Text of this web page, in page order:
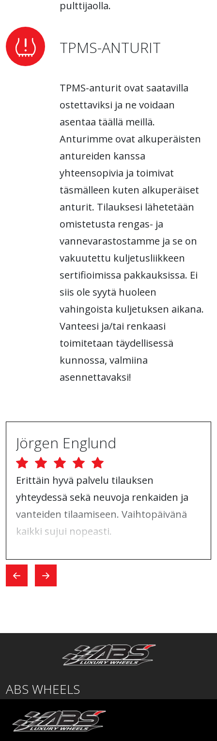
pulttijaolla.
TPMS-ANTURIT
TPMS-anturit ovat saatavilla
ostettaviksi ja ne voidaan
asentaa täällä meillä.
Anturimme ovat alkuperäisten
antureiden kanssa
yhteensopivia ja toimivat
täsmälleen kuten alkuperäiset
anturit. Tilauksesi lähetetään
omistetusta rengas- ja
vannevarastostamme ja se on
vakuutettu kuljetusliikkeen
sertifioimissa pakkauksissa. Ei
siis ole syytä huoleen
vahingoista kuljetuksen aikana.
Vanteesi ja/tai renkaasi
toimitetaan täydellisessä
kunnossa, valmiina
asennettavaksi!
Jörgen Englund
Erittäin hyvä palvelu tilauksen
yhteydessä sekä neuvoja renkaiden ja
vanteiden tilaamiseen. Vaihtopäivänä
kaikki sujui nopeasti.
ABS WHEELS
01530 Vantaa
SUOMI